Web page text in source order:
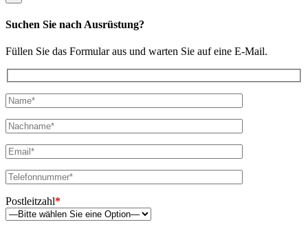
Suchen Sie nach Ausrüstung?
Füllen Sie das Formular aus und warten Sie auf eine E-Mail.
Postleitzahl*